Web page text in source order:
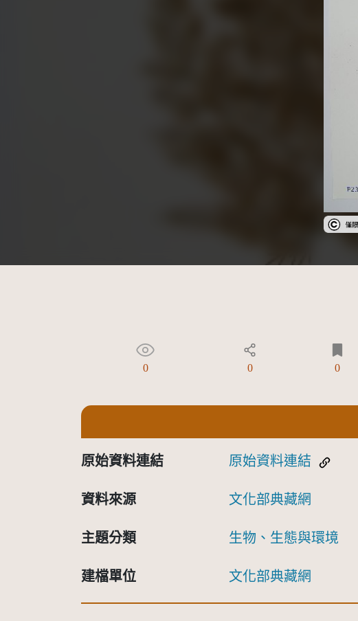
0 0 0
原始資料連結 原始資料連結
資料來源 文化部典藏網
主題分類 生物、生態與環境
建檔單位 文化部典藏網